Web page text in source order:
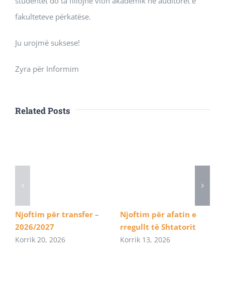
fakulteteve përkatëse.
Ju urojmë suksese!
Zyra për Informim
Related Posts
Njoftim për transfer –
2026/2027
Korrik 20, 2026
Njoftim për afatin e
rregullt të Shtatorit
Korrik 13, 2026